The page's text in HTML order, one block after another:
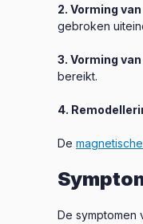
2. Vorming
gebroken
3. Vorming
bereikt.
4.
De
De symptomen